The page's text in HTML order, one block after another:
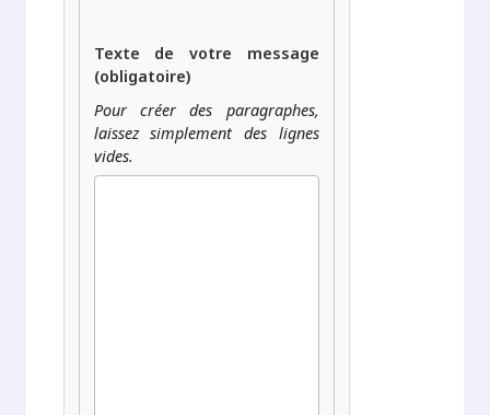
Texte de votre message
(obligatoire)
Pour créer des paragraphes,
laissez simplement des lignes
vides.